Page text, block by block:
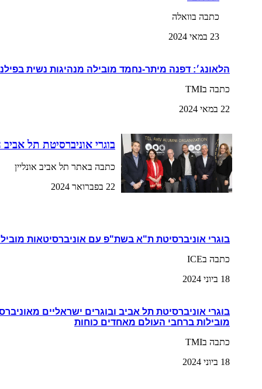
כתבה בוואלה
23 במאי 2024
הלאונג׳: דפנה מיתר-נחמד מובילה מנהיגות נשית
כתבה בTMI
22 במאי 2024
בוגרי אוניברסיטת תל
כתבה באתר תל אביב אונליין
22 בפברואר 2024
בוגרי אוניברסיטת ת"א בשת"פ עם אוניברסיטאות
כתבה בICE
18 ביוני 2024
בוגרי אוניברסיטת תל אביב ובוגרים ישראליים
מובילות ברחבי העולם מאחדים כוחות
כתבה בTMI
18 ביוני 2024